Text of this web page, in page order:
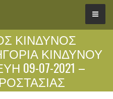
ΚΙΝΔΥΝΟΣ
ΚΙΝΔΥΝΟΥ
09-07-2021 –